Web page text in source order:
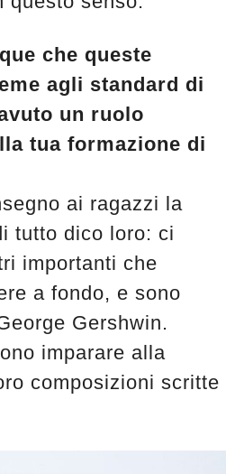
che queste
agli standard di
un ruolo
tua formazione di
ai ragazzi la
tutto dico loro: ci
importanti che
a fondo, e sono
Gershwin.
imparare alla
composizioni scritte